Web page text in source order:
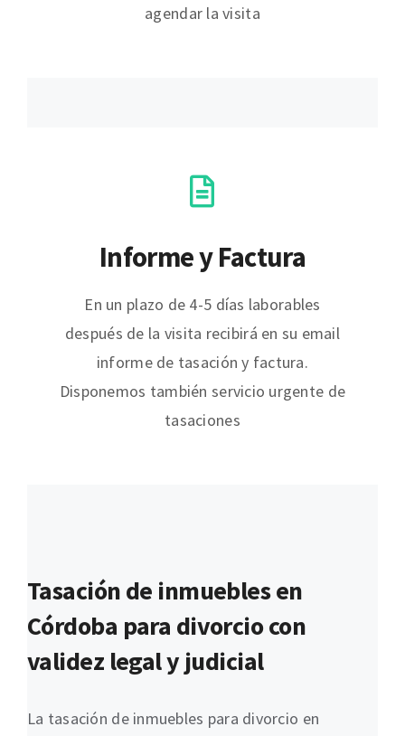
agendar la visita
Informe y Factura
En un plazo de 4-5 días laborables
después de la visita recibirá en su email
informe de tasación y factura.
Disponemos también servicio urgente de
tasaciones
Tasación de inmuebles en
Córdoba para divorcio con
validez legal y judicial
La tasación de inmuebles para divorcio en